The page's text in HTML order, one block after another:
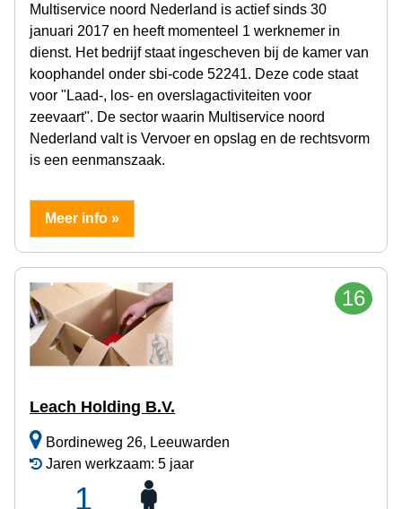
Multiservice noord Nederland is actief sinds 30
januari 2017 en heeft momenteel 1 werknemer in
dienst. Het bedrijf staat ingescheven bij de kamer van
koophandel onder sbi-code 52241. Deze code staat
voor "Laad-, los- en overslagactiviteiten voor
zeevaart". De sector waarin Multiservice noord
Nederland valt is Vervoer en opslag en de rechtsvorm
is een eenmanszaak.
Meer info »
16
Leach Holding B.V.
Bordineweg 26, Leeuwarden
Jaren werkzaam: 5 jaar
1